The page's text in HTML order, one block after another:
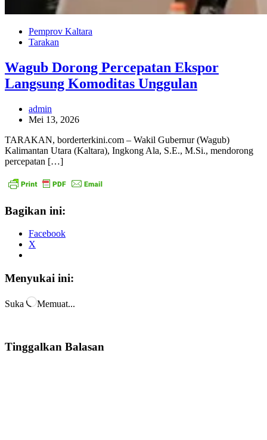
Pemprov Kaltara
Tarakan
Wagub Dorong Percepatan Ekspor
Langsung Komoditas Unggulan
admin
Mei 13, 2026
TARAKAN, borderterkini.com – Wakil Gubernur (Wagub)
Kalimantan Utara (Kaltara), Ingkong Ala, S.E., M.Si., mendorong
percepatan […]
Bagikan ini:
Facebook
X
Menyukai ini:
Suka Memuat...
Tinggalkan Balasan